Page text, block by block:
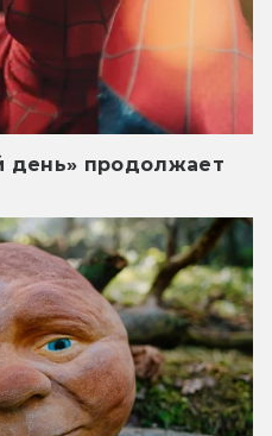
день» продолжает